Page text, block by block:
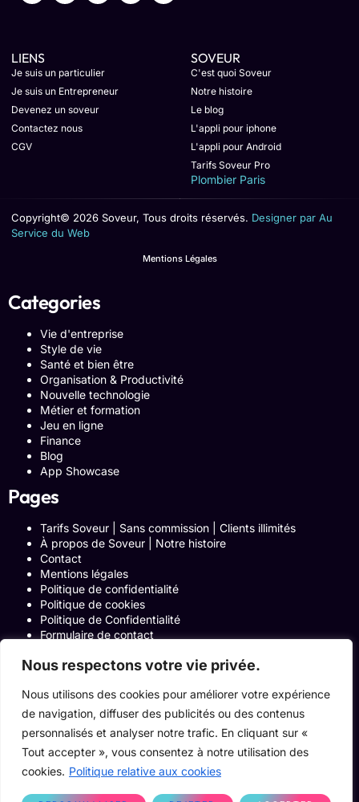
Nous respectons votre vie privée.
Nous utilisons des cookies pour améliorer votre expérience
de navigation, diffuser des publicités ou des contenus
personnalisés et analyser notre trafic. En cliquant sur «
Tout accepter », vous consentez à notre utilisation des
cookies. Politique relative aux cookies
LIENS
Je suis un particulier
Je suis un Entrepreneur
Devenez un soveur
Contactez nous
CGV
SOVEUR
C'est quoi Soveur
Notre histoire
Le blog
L'appli pour iphone
L'appli pour Android
Tarifs Soveur Pro
Plombier Paris
Copyright© 2026 Soveur, Tous droits réservés. Designer par Au
Service du Web
Mentions Légales
Categories
Vie d'entreprise
Style de vie
Santé et bien être
Organisation & Productivité
Nouvelle technologie
Métier et formation
Jeu en ligne
Finance
Blog
App Showcase
Pages
Tarifs Soveur | Sans commission | Clients illimités
À propos de Soveur | Notre histoire
Contact
Mentions légales
Politique de confidentialité
Politique de cookies
Politique de Confidentialité
Formulaire de contact
Notre histoire
Conditions générales d’utilisation
ACCUEIL
Onglets Zone Affilié
Le Blog
Devenir pro